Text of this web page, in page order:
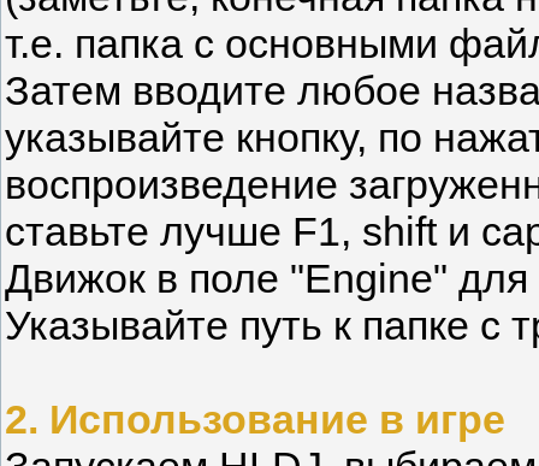
т.е. папка с основными
Затем вводите любое
указывайте кнопку, по
воспроизведение
ставьте лучше F1, shift и
Движок в поле "Engine"
Указывайте путь к папке с
2. Использование в игре